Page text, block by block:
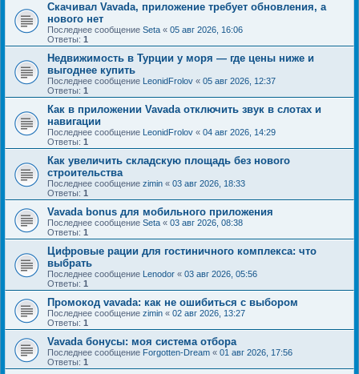
Скачивал Vavada, приложение требует обновления, а
нового нет
Последнее сообщение Seta « 05 авг 2026, 16:06
Ответы: 1
Недвижимость в Турции у моря — где цены ниже и
выгоднее купить
Последнее сообщение LeonidFrolov « 05 авг 2026, 12:37
Ответы: 1
Как в приложении Vavada отключить звук в слотах и
навигации
Последнее сообщение LeonidFrolov « 04 авг 2026, 14:29
Ответы: 1
Как увеличить складскую площадь без нового
строительства
Последнее сообщение zimin « 03 авг 2026, 18:33
Ответы: 1
Vavada bonus для мобильного приложения
Последнее сообщение Seta « 03 авг 2026, 08:38
Ответы: 1
Цифровые рации для гостиничного комплекса: что
выбрать
Последнее сообщение Lenodor « 03 авг 2026, 05:56
Ответы: 1
Промокод vavada: как не ошибиться с выбором
Последнее сообщение zimin « 02 авг 2026, 13:27
Ответы: 1
Vavada бонусы: моя система отбора
Последнее сообщение Forgotten-Dream « 01 авг 2026, 17:56
Ответы: 1